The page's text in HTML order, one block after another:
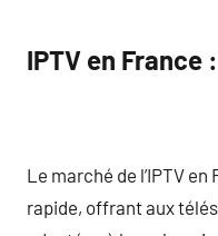
IPTV en
Le marché de l’IPTV
rapide, offrant aux